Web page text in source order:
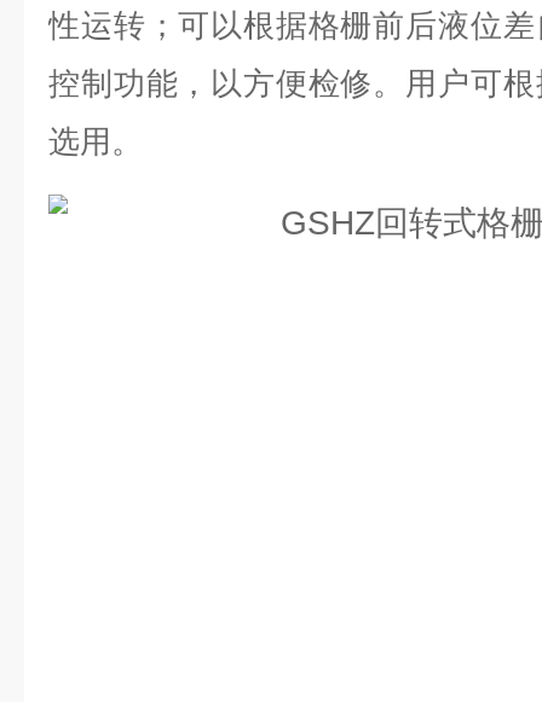
性运转；可以根据格栅前后液位
控制功能，以方便检修。用户可
选用。